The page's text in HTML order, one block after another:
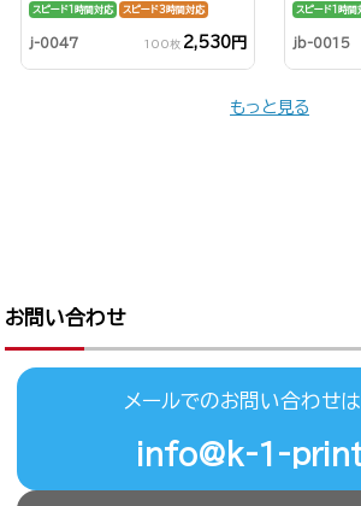
スピード1時間対応 スピード3時間対応
j-0047 100枚 2,530円
スピード1時間
jb-0015
もっと見る
お問い合わせ
メールでのお問い合わせ
info@k-1-